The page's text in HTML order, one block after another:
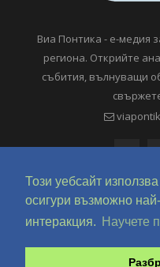
Този уебсайт
осигури възможно
интеракция.
Научете
Виа Понтика - е-медия
региона. Открийте
събития, вълнуващи
Copyright © 2018-2024